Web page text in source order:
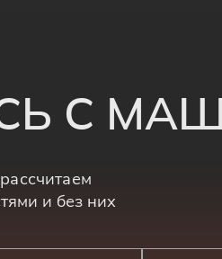
С
и без них